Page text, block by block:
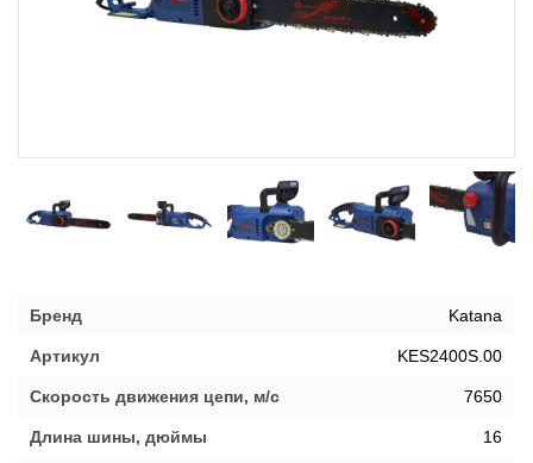
Бренд Katana
Артикул KES2400S.00
Скорость движения цепи, м/с 7650
Длина шины, дюймы 16